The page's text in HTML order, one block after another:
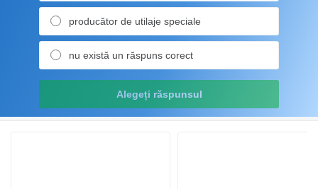
producător de utilaje speciale
nu există un răspuns corect
Alegeți răspunsul